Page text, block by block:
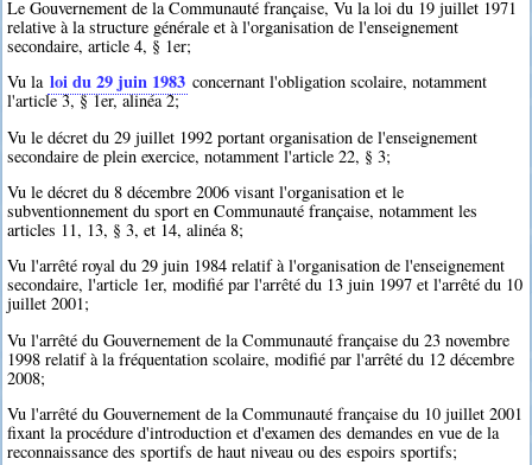
Le Gouvernement de la Communauté française, Vu la loi du 19 juillet 1971
relative à la structure générale et à l'organisation de l'enseignement
secondaire, article 4, § 1er;
Vu la loi du 29 juin 1983 concernant l'obligation scolaire, notamment
l'article 3, § 1er, alinéa 2;
Vu le décret du 29 juillet 1992 portant organisation de l'enseignement
secondaire de plein exercice, notamment l'article 22, § 3;
Vu le décret du 8 décembre 2006 visant l'organisation et le
subventionnement du sport en Communauté française, notamment les
articles 11, 13, § 3, et 14, alinéa 8;
Vu l'arrêté royal du 29 juin 1984 relatif à l'organisation de l'enseignement
secondaire, l'article 1er, modifié par l'arrêté du 13 juin 1997 et l'arrêté du 10
juillet 2001;
Vu l'arrêté du Gouvernement de la Communauté française du 23 novembre
1998 relatif à la fréquentation scolaire, modifié par l'arrêté du 12 décembre
2008;
Vu l'arrêté du Gouvernement de la Communauté française du 10 juillet 2001
fixant la procédure d'introduction et d'examen des demandes en vue de la
reconnaissance des sportifs de haut niveau ou des espoirs sportifs;